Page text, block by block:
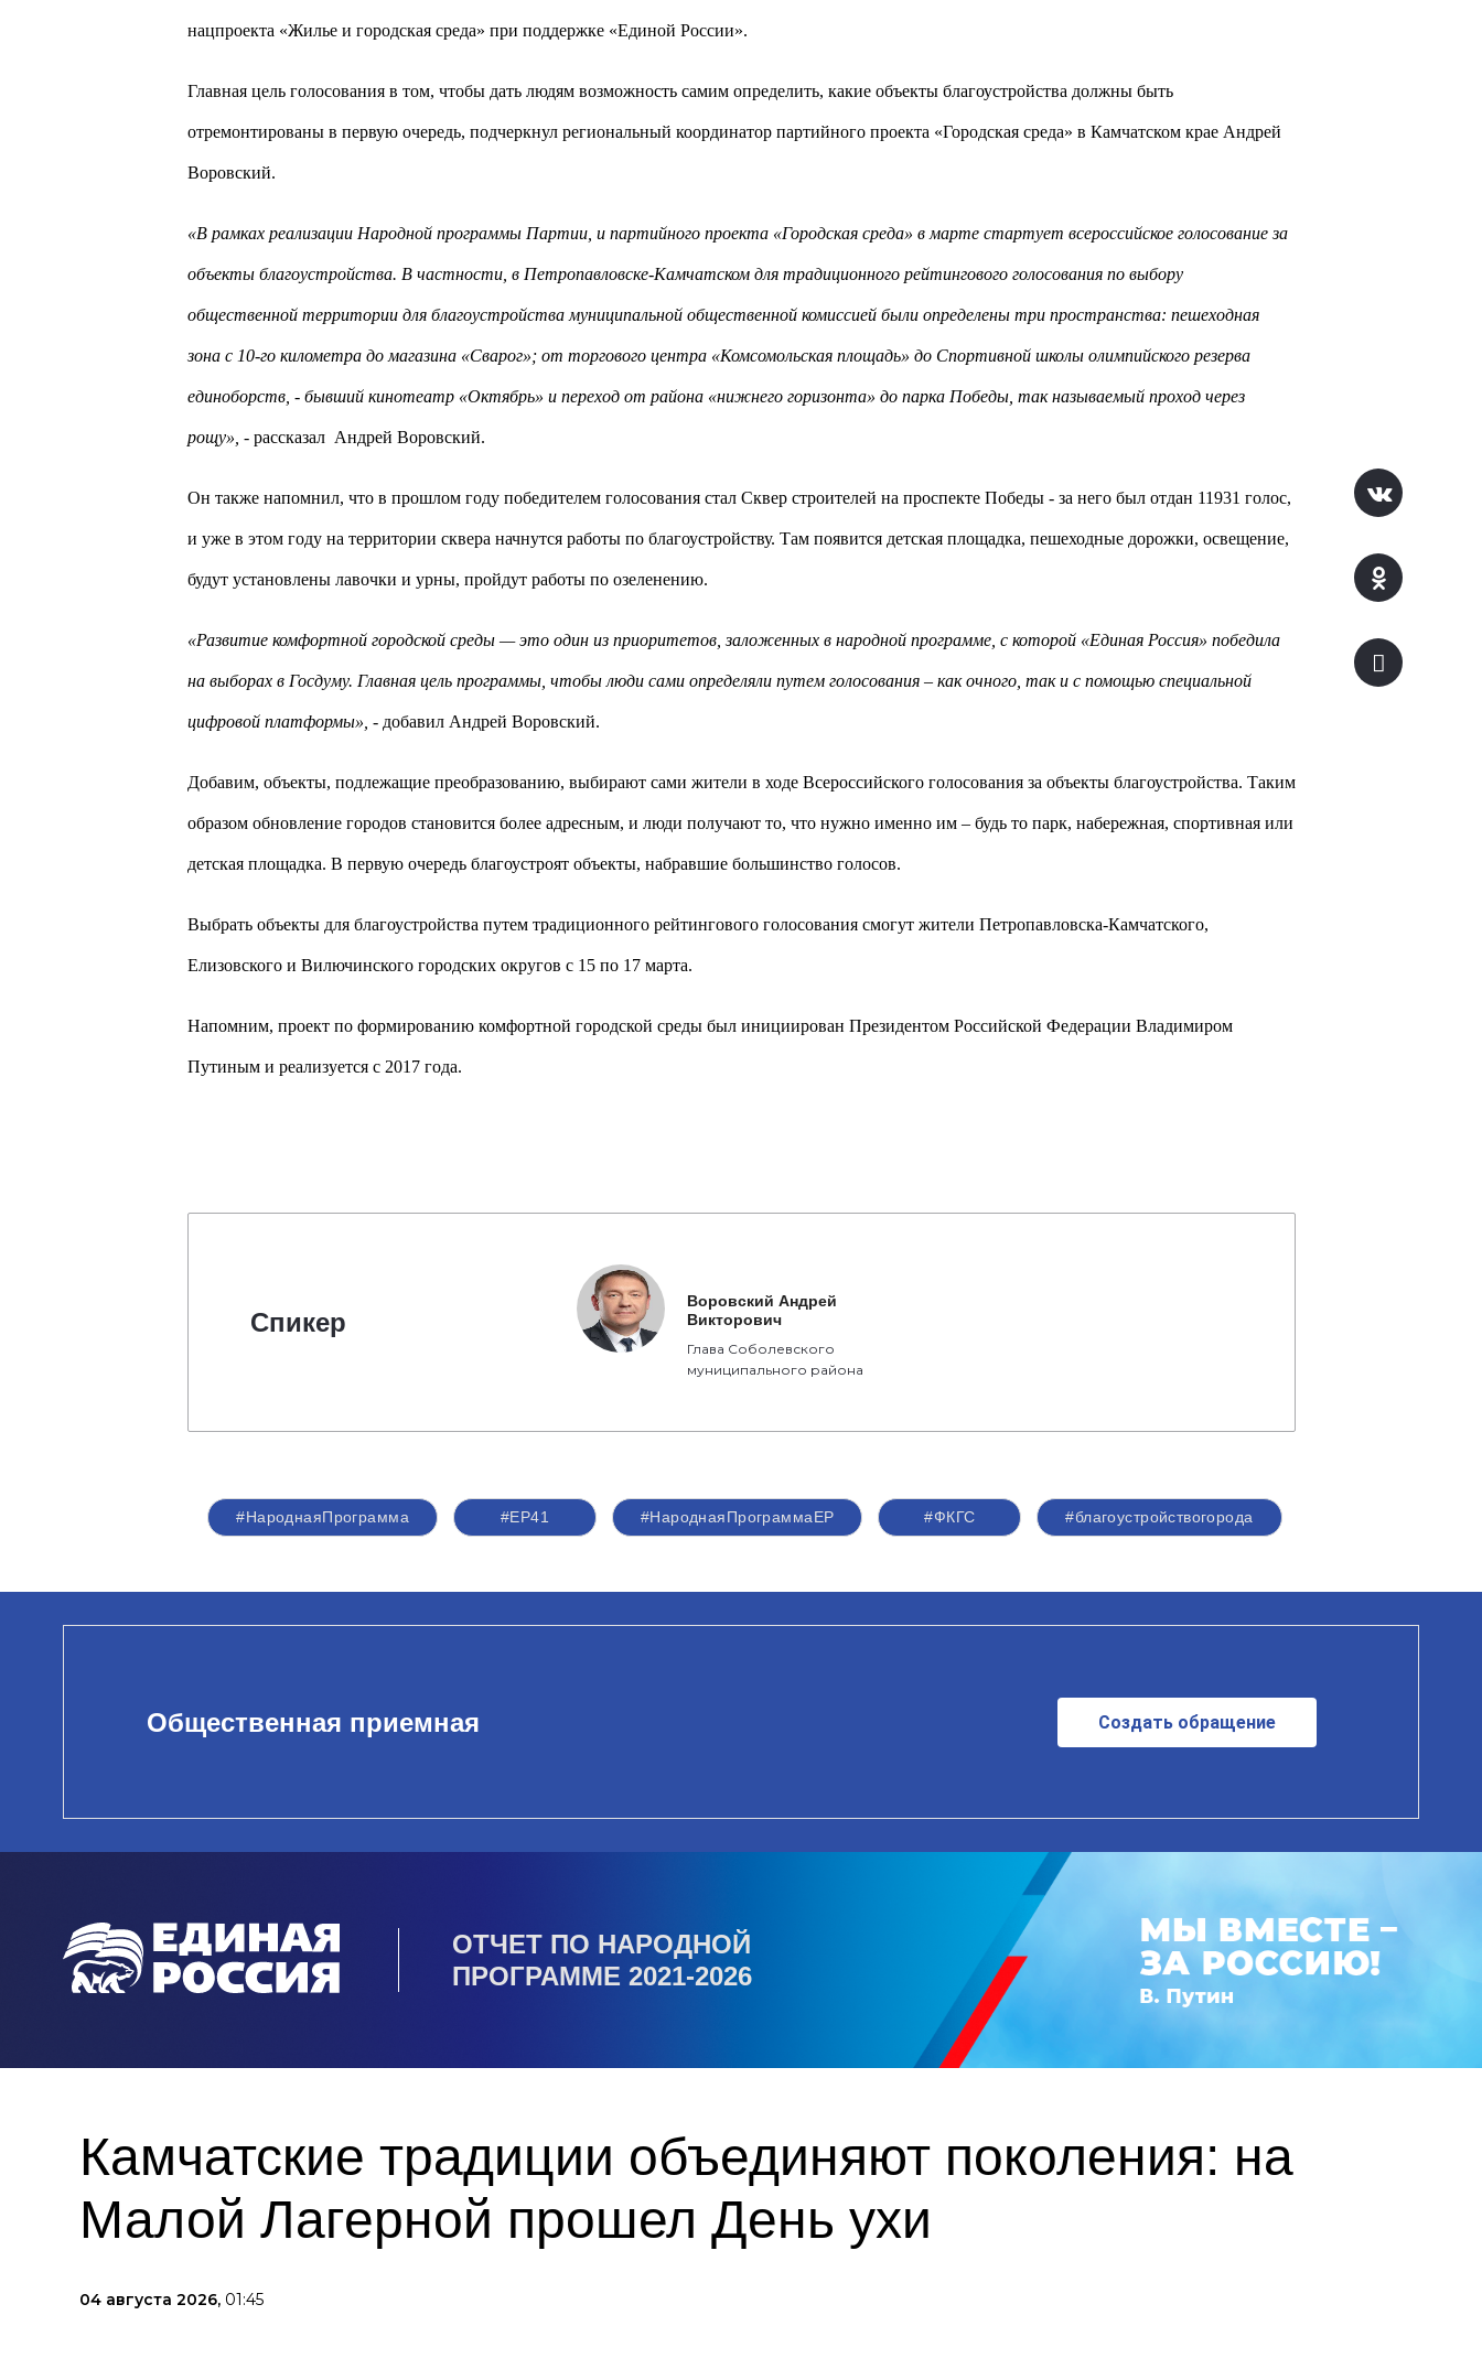
нацпроекта «Жилье и городская среда» при поддержке «Единой России».
Главная цель голосования в том, чтобы дать людям возможность самим определить, какие объекты благоустройства должны быть
отремонтированы в первую очередь, подчеркнул региональный координатор партийного проекта «Городская среда» в Камчатском крае Андрей
Воровский.
«В рамках реализации Народной программы Партии, и партийного проекта «Городская среда» в марте стартует всероссийское голосование за
объекты благоустройства. В частности, в Петропавловске-Камчатском для традиционного рейтингового голосования по выбору
общественной территории для благоустройства муниципальной общественной комиссией были определены три пространства: пешеходная
зона с 10-го километра до магазина «Сварог»; от торгового центра «Комсомольская площадь» до Спортивной школы олимпийского резерва
единоборств, - бывший кинотеатр «Октябрь» и переход от района «нижнего горизонта» до парка Победы, так называемый проход через
рощу», - рассказал Андрей Воровский.
Он также напомнил, что в прошлом году победителем голосования стал Сквер строителей на проспекте Победы - за него был отдан 11931 голос,
и уже в этом году на территории сквера начнутся работы по благоустройству. Там появится детская площадка, пешеходные дорожки, освещение,
будут установлены лавочки и урны, пройдут работы по озеленению.
«Развитие комфортной городской среды — это один из приоритетов, заложенных в народной программе, с которой «Единая Россия» победила
на выборах в Госдуму. Главная цель программы, чтобы люди сами определяли путем голосования – как очного, так и с помощью специальной
цифровой платформы», - добавил Андрей Воровский.
Добавим, объекты, подлежащие преобразованию, выбирают сами жители в ходе Всероссийского голосования за объекты благоустройства. Таким
образом обновление городов становится более адресным, и люди получают то, что нужно именно им – будь то парк, набережная, спортивная или
детская площадка. В первую очередь благоустроят объекты, набравшие большинство голосов.
Выбрать объекты для благоустройства путем традиционного рейтингового голосования смогут жители Петропавловска-Камчатского,
Елизовского и Вилючинского городских округов с 15 по 17 марта.
Напомним, проект по формированию комфортной городской среды был инициирован Президентом Российской Федерации Владимиром
Путиным и реализуется с 2017 года.
Спикер
Воровский Андрей
Викторович
Глава Соболевского
муниципального района
#НароднаяПрограмма #ЕР41 #НароднаяПрограммаЕР #ФКГС #благоустройствогорода
Общественная приемная Создать обращение
ОТЧЕТ ПО НАРОДНОЙ
ПРОГРАММЕ 2021-2026
Камчатские традиции объединяют поколения: на
Малой Лагерной прошел День ухи
04 августа 2026, 01:45